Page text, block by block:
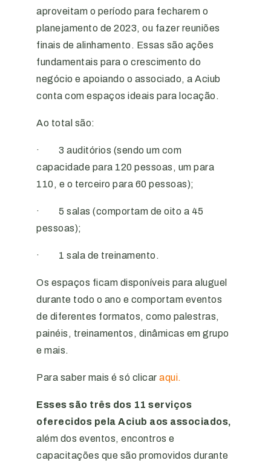
aproveitam o período para fecharem o
planejamento de 2023, ou fazer reuniões
finais de alinhamento. Essas são ações
fundamentais para o crescimento do
negócio e apoiando o associado, a Aciub
conta com espaços ideais para locação.
Ao total são:
· 3 auditórios (sendo um com
capacidade para 120 pessoas, um para
110, e o terceiro para 60 pessoas);
· 5 salas (comportam de oito a 45
pessoas);
· 1 sala de treinamento.
Os espaços ficam disponíveis para aluguel
durante todo o ano e comportam eventos
de diferentes formatos, como palestras,
painéis, treinamentos, dinâmicas em grupo
e mais.
Para saber mais é só clicar aqui.
Esses são três dos 11 serviços
oferecidos pela Aciub aos associados,
além dos eventos, encontros e
capacitações que são promovidos durante